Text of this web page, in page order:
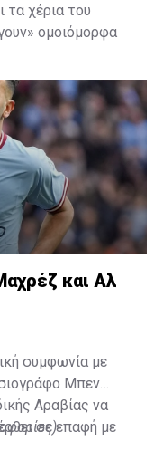
τα χέρια του
ομοιόμορφα
και Αλ
συμφωνία με
Μπεν
Αραβίας να
σε επαφή με